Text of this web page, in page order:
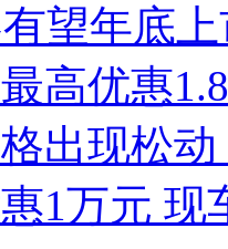
有望年底
高优惠
出现松
1万元 现